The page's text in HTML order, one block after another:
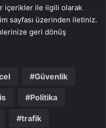
içerikler ile ilgili olarak
sayfası üzerinden iletiniz.
geri dönüş
Güvenlik
Politika
trafik